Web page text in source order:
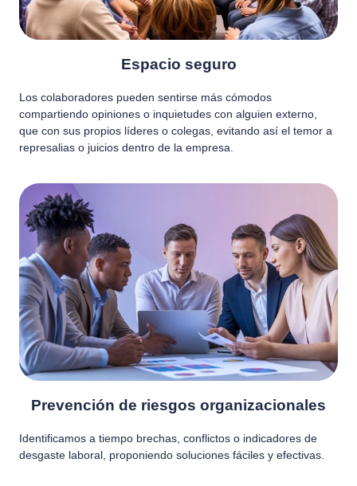
Espacio seguro
Los colaboradores pueden sentirse más cómodos
compartiendo opiniones o inquietudes con alguien externo,
que con sus propios líderes o colegas, evitando así el temor a
represalias o juicios dentro de la empresa.
Prevención de riesgos organizacionales
Identificamos a tiempo brechas, conflictos o indicadores de
desgaste laboral, proponiendo soluciones fáciles y efectivas.